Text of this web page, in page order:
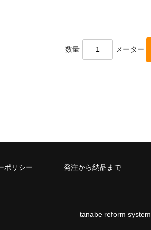
数量 メーター
ポリシー 発注から納品まで
tanabe reform system